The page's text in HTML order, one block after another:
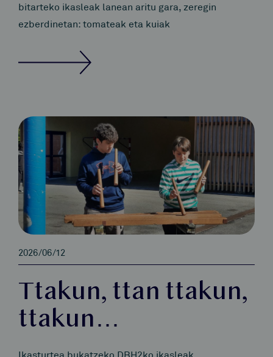
bitarteko ikasleak lanean aritu gara, zeregin
ezberdinetan: tomateak eta kuiak
2026/06/12
Ttakun, ttan ttakun,
ttakun…